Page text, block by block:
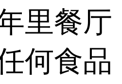
里餐厅
何食品